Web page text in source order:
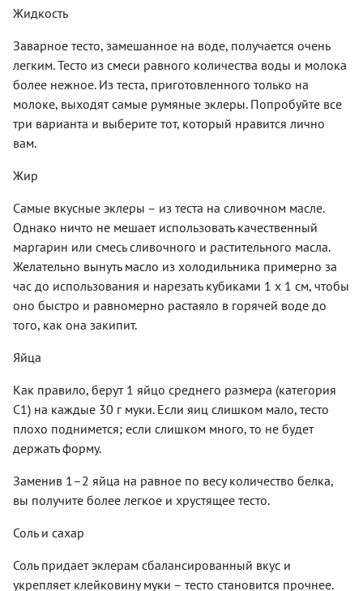
Жидкость
Заварное тесто, замешанное на воде, получается очень
легким. Тесто из смеси равного количества воды и молока
более нежное. Из теста, приготовленного только на
молоке, выходят самые румяные эклеры. Попробуйте все
три варианта и выберите тот, который нравится лично
вам.
Жир
Самые вкусные эклеры – из теста на сливочном масле.
Однако ничто не мешает использовать качественный
маргарин или смесь сливочного и растительного масла.
Желательно вынуть масло из холодильника примерно за
час до использования и нарезать кубиками 1 х 1 см, чтобы
оно быстро и равномерно растаяло в горячей воде до
того, как она закипит.
Яйца
Как правило, берут 1 яйцо среднего размера (категория
С1) на каждые 30 г муки. Если яиц слишком мало, тесто
плохо поднимется; если слишком много, то не будет
держать форму.
Заменив 1–2 яйца на равное по весу количество белка,
вы получите более легкое и хрустящее тесто.
Соль и сахар
Соль придает эклерам сбалансированный вкус и
укрепляет клейковину муки – тесто становится прочнее.